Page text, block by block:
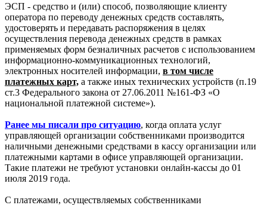
ЭСП - средство и (или) способ, позволяющие клиенту
оператора по переводу денежных средств составлять,
удостоверять и передавать распоряжения в целях
осуществления перевода денежных средств в рамках
применяемых форм безналичных расчетов с использованием
информационно-коммуникационных технологий,
электронных носителей информации, в том числе
платежных карт, а также иных технических устройств (п.19
ст.3 Федерального закона от 27.06.2011 №161-ФЗ «О
национальной платежной системе»).
Ранее мы писали про ситуацию, когда оплата услуг
управляющей организации собственниками производится
наличными денежными средствами в кассу организации или
платежными картами в офисе управляющей организации.
Такие платежи не требуют установки онлайн-кассы до 01
июля 2019 года.
С платежами, осуществляемых собственниками